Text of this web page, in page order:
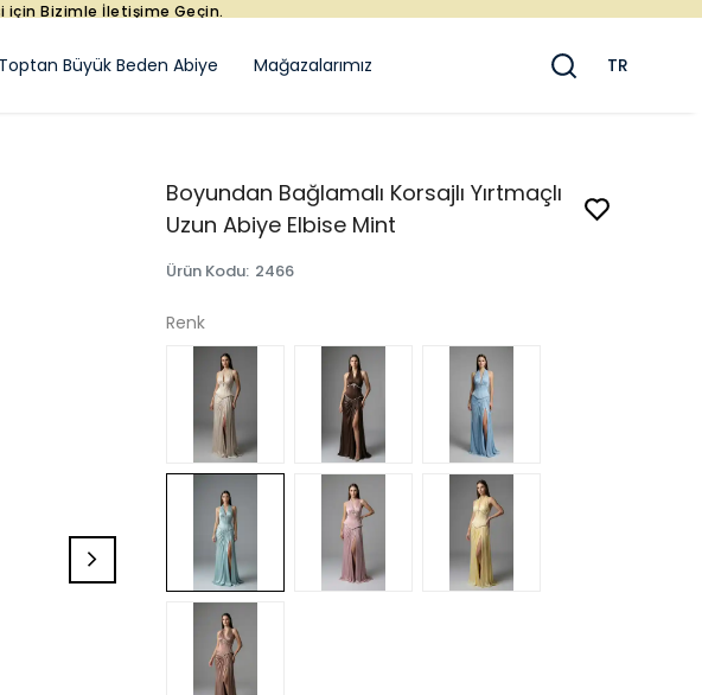
Toptan Büyük Beden Abiye Mağazalarımız TR
Boyundan Bağlamalı Korsajlı Yırtmaçlı
Uzun Abiye Elbise Mint
Ürün Kodu: 2466
Renk